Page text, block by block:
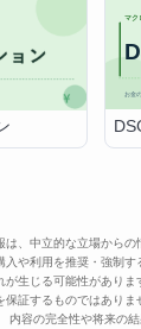
、中立的な立場からの
入や利用を推奨・強制
生じる可能性があり
保証するものではあり
内容の完全性や将来の